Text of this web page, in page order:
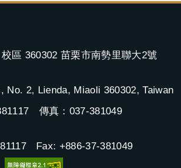
區 360302 苗栗市南勢里聯大2號
No. 2, Lienda, Miaoli 360302, Taiwan
傳真：037-381049
Fax: +886-37-381049